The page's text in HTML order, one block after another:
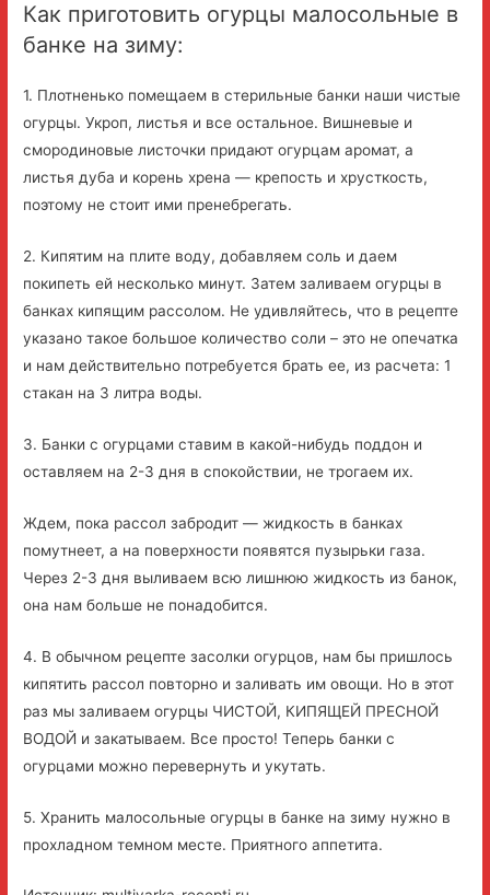
Как приготовить огурцы малосольные в
банке на зиму:
1. Плотненько помещаем в стерильные банки наши чистые
огурцы. Укроп, листья и все остальное. Вишневые и
смородиновые листочки придают огурцам аромат, а
листья дуба и корень хрена — крепость и хрусткость,
поэтому не стоит ими пренебрегать.
2. Кипятим на плите воду, добавляем соль и даем
покипеть ей несколько минут. Затем заливаем огурцы в
банках кипящим рассолом. Не удивляйтесь, что в рецепте
указано такое большое количество соли – это не опечатка
и нам действительно потребуется брать ее, из расчета: 1
стакан на 3 литра воды.
3. Банки с огурцами ставим в какой-нибудь поддон и
оставляем на 2-3 дня в спокойствии, не трогаем их.
Ждем, пока рассол забродит — жидкость в банках
помутнеет, а на поверхности появятся пузырьки газа.
Через 2-3 дня выливаем всю лишнюю жидкость из банок,
она нам больше не понадобится.
4. В обычном рецепте засолки огурцов, нам бы пришлось
кипятить рассол повторно и заливать им овощи. Но в этот
раз мы заливаем огурцы ЧИСТОЙ, КИПЯЩЕЙ ПРЕСНОЙ
ВОДОЙ и закатываем. Все просто! Теперь банки с
огурцами можно перевернуть и укутать.
5. Хранить малосольные огурцы в банке на зиму нужно в
прохладном темном месте. Приятного аппетита.